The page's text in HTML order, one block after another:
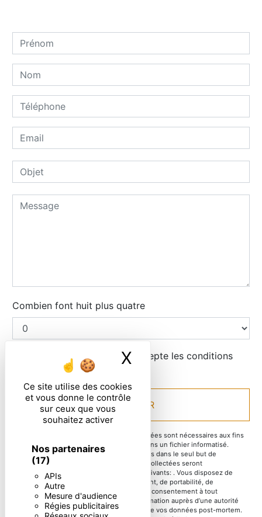
Ce site utilise des cookies
et vous donne le contrôle
sur ceux que vous
souhaitez activer
Nos partenaires
(17)
APIs
Autre
Mesure d'audience
Régies publicitaires
X Masquer le
Combien font huit plus quatre
En cochant cette case, j'accepte les conditions
particulières ci-dessous **
ENVOYER
** Les données personnelles communiquées sont nécessaires aux fins
de vous contacter et sont enregistrées dans un fichier informatisé.
Elles sont destinées à et ses sous-traitants dans le seul but de
répondre à votre message. Les données collectées seront
communiquées aux seuls destinataires suivants: . Vous disposez de
droits d’accès, de rectification, d’effacement, de portabilité, de
limitation, d’opposition, de retrait de votre consentement à tout
moment et du droit d’introduire une réclamation auprès d’une autorité
de contrôle, ainsi que d’organiser le sort de vos données post-mortem.